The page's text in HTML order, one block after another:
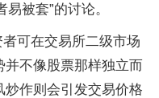
被套”的讨论。
可在交易所二级市场
不像股票那样独立而
作则会引发交易价格